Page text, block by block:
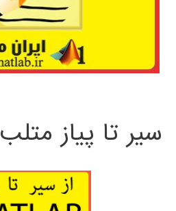
سیر تا پیاز متلب MATLAB